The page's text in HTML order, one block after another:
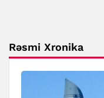
Rəsmi Xronika